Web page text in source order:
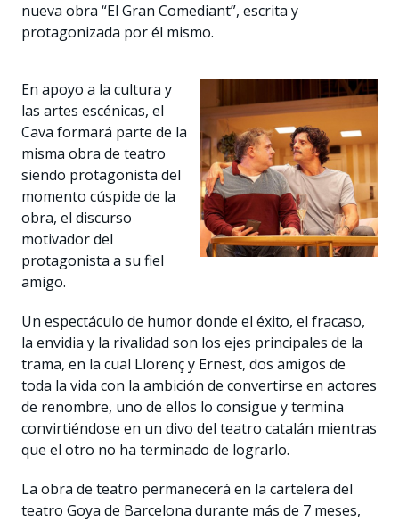
nueva obra “El Gran Comediant”, escrita y
protagonizada por él mismo.
En apoyo a la cultura y
las artes escénicas, el
Cava formará parte de la
misma obra de teatro
siendo protagonista del
momento cúspide de la
obra, el discurso
motivador del
protagonista a su fiel
amigo.
Un espectáculo de humor donde el éxito, el fracaso,
la envidia y la rivalidad son los ejes principales de la
trama, en la cual Llorenç y Ernest, dos amigos de
toda la vida con la ambición de convertirse en actores
de renombre, uno de ellos lo consigue y termina
convirtiéndose en un divo del teatro catalán mientras
que el otro no ha terminado de lograrlo.
La obra de teatro permanecerá en la cartelera del
teatro Goya de Barcelona durante más de 7 meses,